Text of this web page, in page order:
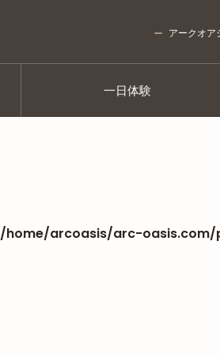
アークオア
一日体験
/home/arcoasis/arc-